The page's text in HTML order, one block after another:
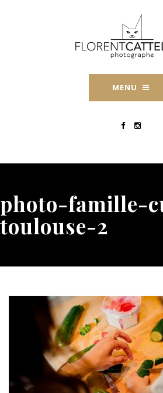
MENU
photo-famille-
toulouse-2